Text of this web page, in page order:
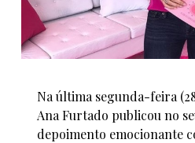
Na última segunda-feira
Ana Furtado publicou no
depoimento emocionante